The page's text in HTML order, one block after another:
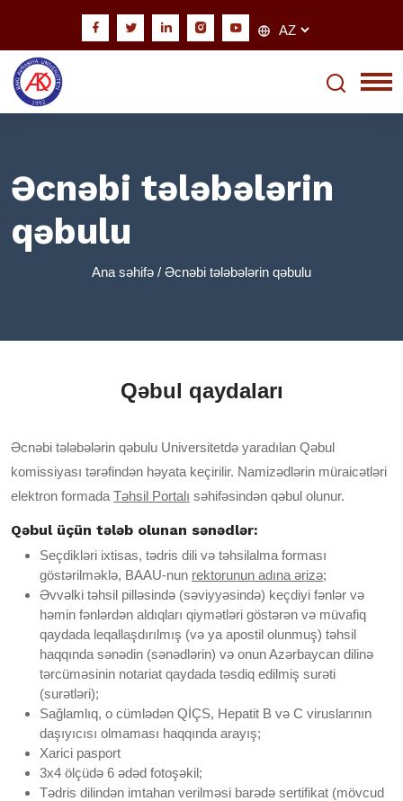
Əcnəbi tələbələrin
qəbulu
Ana səhifə / Əcnəbi tələbələrin qəbulu
Qəbul qaydaları
Əcnəbi tələbələrin qəbulu Universitetdə yaradılan Qəbul
komissiyası tərəfindən həyata keçirilir. Namizədlərin müraicətləri
elektron formada Təhsil Portalı səhifəsindən qəbul olunur.
Qəbul üçün tələb olunan sənədlər:
Seçdikləri ixtisas, tədris dili və təhsilalma forması
göstərilməklə, BAAU-nun rektorunun adına ərizə;
Əvvəlki təhsil pilləsində (səviyyəsində) keçdiyi fənlər və
həmin fənlərdən aldıqları qiymətləri göstərən və müvafiq
qaydada leqallaşdırılmış (və ya apostil olunmuş) təhsil
haqqında sənədin (sənədlərin) və onun Azərbaycan dilinə
tərcüməsinin notariat qaydada təsdiq edilmiş surəti
(surətləri);
Sağlamlıq, o cümlədən QİÇS, Hepatit B və C viruslarının
daşıyıcısı olmaması haqqında arayış;
Xarici pasport
3x4 ölçüdə 6 ədəd fotoşəkil;
Tədris dilindən imtahan verilməsi barədə sertifikat (mövcud